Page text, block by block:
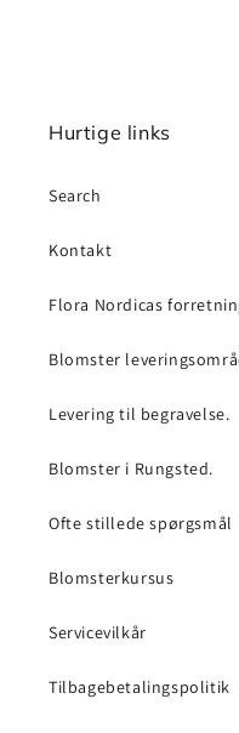
Hurtige links
Search
Kontakt
Flora Nordicas
Blomster
Levering til begravelse.
Blomster i Rungsted.
Ofte stillede spørgsmål
Blomsterkursus
Servicevilkår
Tilbagebetalingspolitik